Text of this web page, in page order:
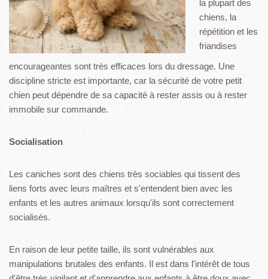
la plupart des
chiens, la
répétition et les
friandises
encourageantes sont très efficaces lors du dressage. Une
discipline stricte est importante, car la sécurité de votre petit
chien peut dépendre de sa capacité à rester assis ou à rester
immobile sur commande.
Socialisation
Les caniches sont des chiens très sociables qui tissent des
liens forts avec leurs maîtres et s'entendent bien avec les
enfants et les autres animaux lorsqu'ils sont correctement
socialisés.
En raison de leur petite taille, ils sont vulnérables aux
manipulations brutales des enfants. Il est dans l'intérêt de tous